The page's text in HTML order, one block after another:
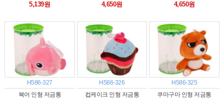
5,139원 4,650원 4,650원
H586-327
복어 인형 저금통
H586-326
컵케이크 인형 저금통
H586-325
쿠마구마 인형 저금통